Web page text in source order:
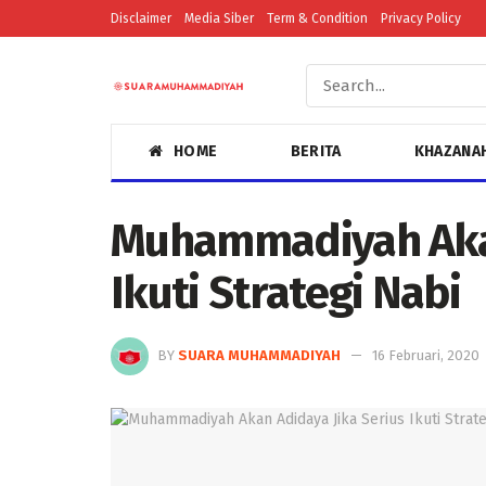
Disclaimer Media Siber Term & Condition Privacy Policy
HOME BERITA
Muhammadiyah
Ikuti Strategi Nabi
BY SUARA MUHAMMADIYAH 16 Februari, 2020